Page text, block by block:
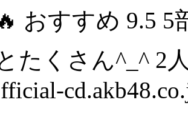
おすすめ 9.5 5
たくさん^_^ 2